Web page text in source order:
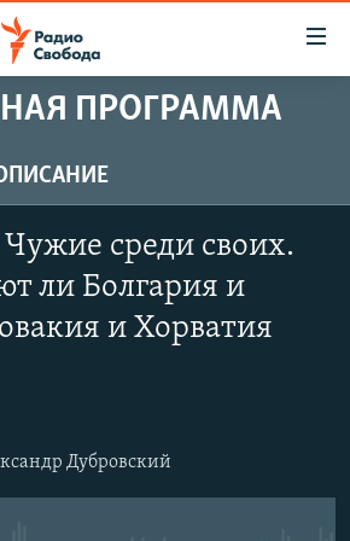
ПРОГРАММА
среди своих.
ли Болгария и
и Хорватия
Дубровский